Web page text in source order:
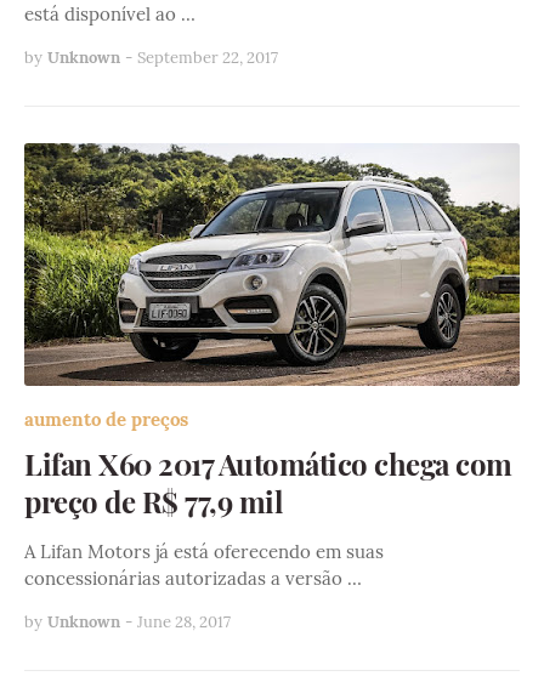
está disponível ao …
by Unknown - September 22, 2017
aumento de preços
Lifan X60 2017 Automático chega com
preço de R$ 77,9 mil
A Lifan Motors já está oferecendo em suas
concessionárias autorizadas a versão …
by Unknown - June 28, 2017